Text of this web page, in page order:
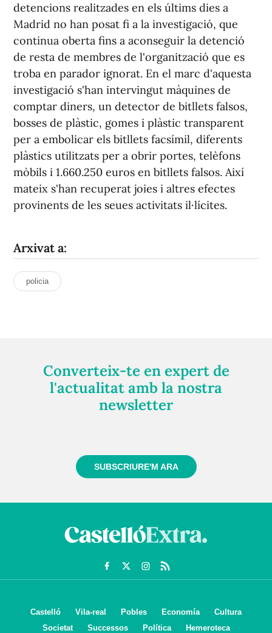
detencions realitzades en els últims dies a
Madrid no han posat fi a la investigació, que
continua oberta fins a aconseguir la detenció
de resta de membres de l'organització que es
troba en parador ignorat. En el marc d'aquesta
investigació s'han intervingut màquines de
comptar diners, un detector de bitllets falsos,
bosses de plàstic, gomes i plàstic transparent
per a embolicar els bitllets facsímil, diferents
plàstics utilitzats per a obrir portes, telèfons
mòbils i 1.660.250 euros en bitllets falsos. Així
mateix s'han recuperat joies i altres efectes
provinents de les seues activitats il·lícites.
Arxivat a:
policia
Converteix-te en expert de
l'actualitat amb la nostra
newsletter
SUBSCRIURE'M ARA
Castelló Vila-real Pobles Economía
Cultura
Societat
Successos Política Hemeroteca